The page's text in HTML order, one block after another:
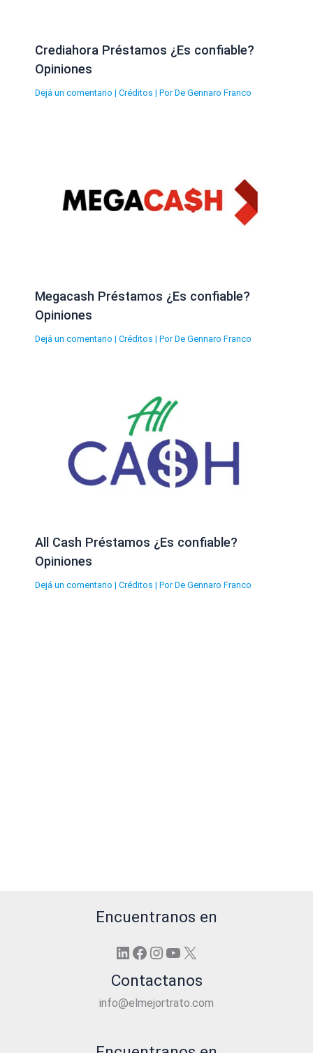
Crediahora Préstamos ¿Es confiable?
Opiniones
Dejá un comentario | Créditos | Por De Gennaro Franco
Megacash Préstamos ¿Es confiable?
Opiniones
Dejá un comentario | Créditos | Por De Gennaro Franco
All Cash Préstamos ¿Es confiable?
Opiniones
Dejá un comentario | Créditos | Por De Gennaro Franco
Encuentranos en
LinkedIn
Facebook
Instagram
YouTube
X
Contactanos
info@elmejortrato.com